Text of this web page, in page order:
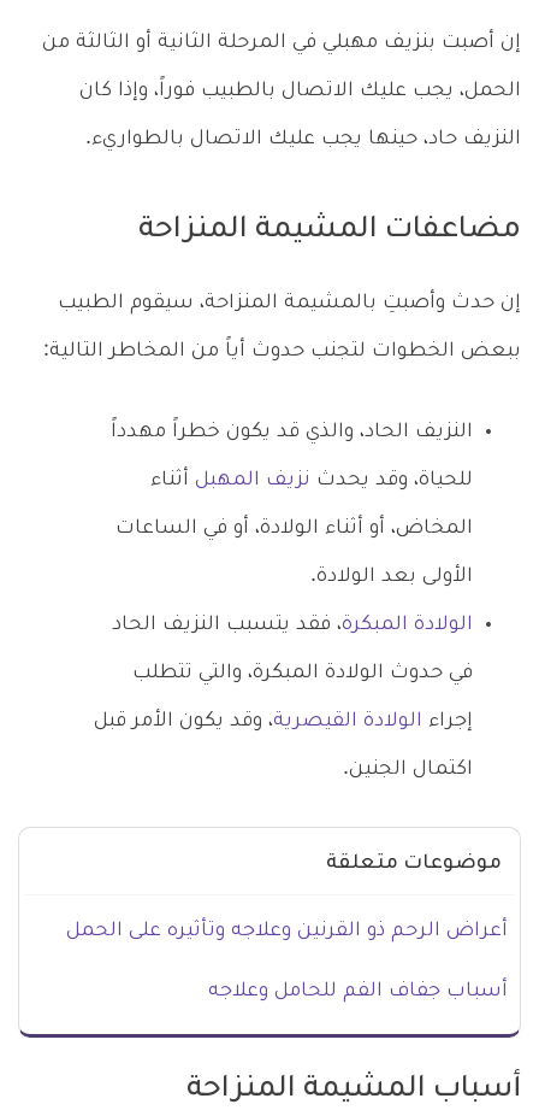
إن أصبت بنزيف مهبلي في المرحلة الثانية أو الثالثة من
الحمل، يجب عليك الاتصال بالطبيب فوراً، وإذا كان
النزيف حاد، حينها يجب عليك الاتصال بالطواريء.
مضاعفات المشيمة المنزاحة
إن حدث وأصبتِ بالمشيمة المنزاحة، سيقوم الطبيب
ببعض الخطوات لتجنب حدوث أياً من المخاطر التالية:
النزيف الحاد، والذي قد يكون خطراً مهدداً
للحياة، وقد يحدث نزيف المهبل أثناء
المخاض، أو أثناء الولادة، أو في الساعات
الأولى بعد الولادة.
الولادة المبكرة، فقد يتسبب النزيف الحاد
في حدوث الولادة المبكرة، والتي تتطلب
إجراء الولادة القيصرية، وقد يكون الأمر قبل
اكتمال الجنين.
موضوعات متعلقة
أعراض الرحم ذو القرنين وعلاجه وتأثيره على الحمل
أسباب جفاف الفم للحامل وعلاجه
أسباب المشيمة المنزاحة